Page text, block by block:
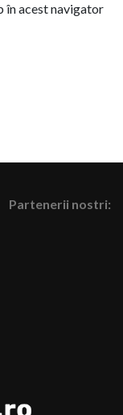
în acest navigator
Partenerii nostri: